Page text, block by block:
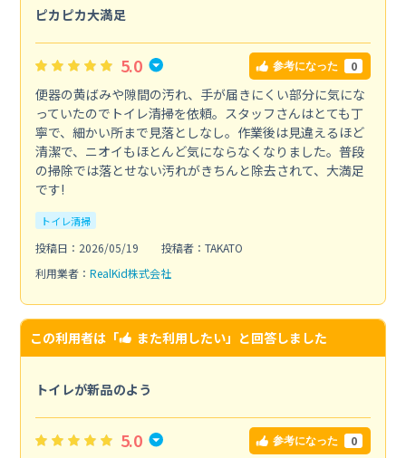
ピカピカ大満足
5.0 参考になった 0
便器の黄ばみや隙間の汚れ、手が届きにくい部分に気にな
っていたのでトイレ清掃を依頼。スタッフさんはとても丁
寧で、細かい所まで見落としなし。作業後は見違えるほど
清潔で、ニオイもほとんど気にならなくなりました。普段
の掃除では落とせない汚れがきちんと除去されて、大満足
です!
トイレ清掃
投稿日：2026/05/19
投稿者：TAKATO
利用業者： RealKid株式会社
この利用者は「 また利用したい」と回答しました
トイレが新品のよう
5.0 参考になった 0